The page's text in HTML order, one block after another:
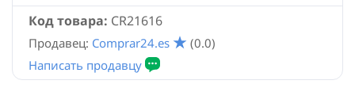
Код товара: CR21616
Продавец: Comprar24.es (0.0)